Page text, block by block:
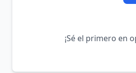
¡Sé el primero en